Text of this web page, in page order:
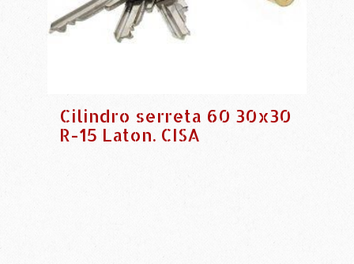
Cilindro serreta 60 30x30
R-15 Laton. CISA